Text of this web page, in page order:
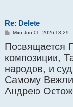
Re: Delete
P
s
t
Mon Jun 01, 2026 13:29
Посвящается
композиции,
народов, и
Самому
Андрею